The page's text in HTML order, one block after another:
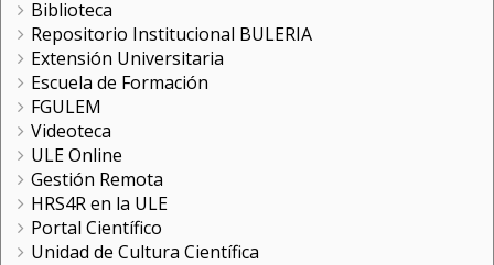
Biblioteca
Repositorio Institucional BULERIA
Extensión Universitaria
Escuela de Formación
FGULEM
Videoteca
ULE Online
Gestión Remota
HRS4R en la ULE
Portal Científico
Unidad de Cultura Científica